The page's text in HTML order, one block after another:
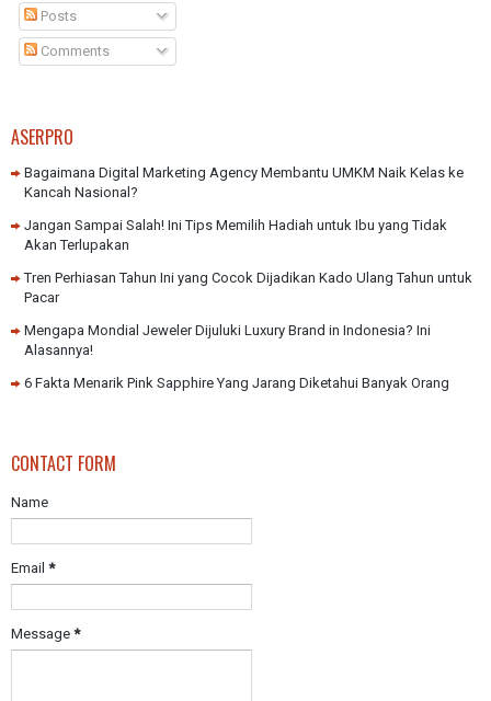
Posts
Comments
ASERPRO
Bagaimana Digital Marketing Agency Membantu UMKM Naik Kelas ke
Kancah Nasional?
Jangan Sampai Salah! Ini Tips Memilih Hadiah untuk Ibu yang Tidak
Akan Terlupakan
Tren Perhiasan Tahun Ini yang Cocok Dijadikan Kado Ulang Tahun untuk
Pacar
Mengapa Mondial Jeweler Dijuluki Luxury Brand in Indonesia? Ini
Alasannya!
6 Fakta Menarik Pink Sapphire Yang Jarang Diketahui Banyak Orang
CONTACT FORM
Name
Email *
Message *